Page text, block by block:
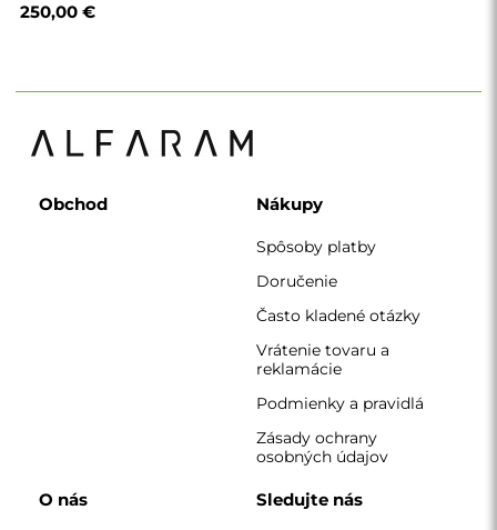
250,00 €
Obchod Nákupy
Spôsoby platby
Doručenie
Často kladené otázky
Vrátenie tovaru a
reklamácie
Podmienky a pravidlá
Zásady ochrany
osobných údajov
O nás Sledujte nás